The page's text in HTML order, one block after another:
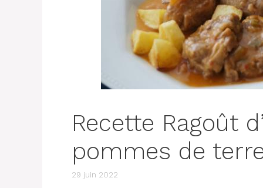
Recette Ragoût
pommes de
29 juin 2022